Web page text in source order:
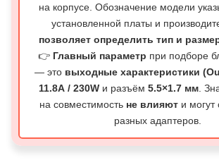
на корпусе. Обозначение модели
установленной платы и
позволяет определить тип и
👉 Главный параметр при подборе
— это выходные характеристики
11.8А / 230W и разъём 5.5×1.7 мм .
на совместимость не влияюти могут
разных адаптеров.